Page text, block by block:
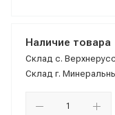
Наличие товара
Склад с.
Склад г.